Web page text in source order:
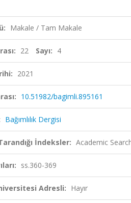
Makale / Tam Makale
22 Sayı: 4
2021
10.51982/bagimli.895161
Bağımlılık Dergisi
İndeksler: Academic
ss.360-369
Adresli: Hayır